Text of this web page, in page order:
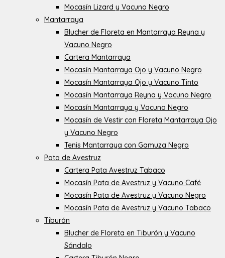
Mocasín Lizard y Vacuno Negro
Mantarraya
Blucher de Floreta en Mantarraya Reyna y
Vacuno Negro
Cartera Mantarraya
Mocasín Mantarraya Ojo y Vacuno Negro
Mocasín Mantarraya Ojo y Vacuno Tinto
Mocasín Mantarraya Reyna y Vacuno Negro
Mocasín Mantarraya y Vacuno Negro
Mocasín de Vestir con Floreta Mantarraya Ojo
y Vacuno Negro
Tenis Mantarraya con Gamuza Negro
Pata de Avestruz
Cartera Pata Avestruz Tabaco
Mocasín Pata de Avestruz y Vacuno Café
Mocasín Pata de Avestruz y Vacuno Negro
Mocasín Pata de Avestruz y Vacuno Tabaco
Tiburón
Blucher de Floreta en Tiburón y Vacuno
Sándalo